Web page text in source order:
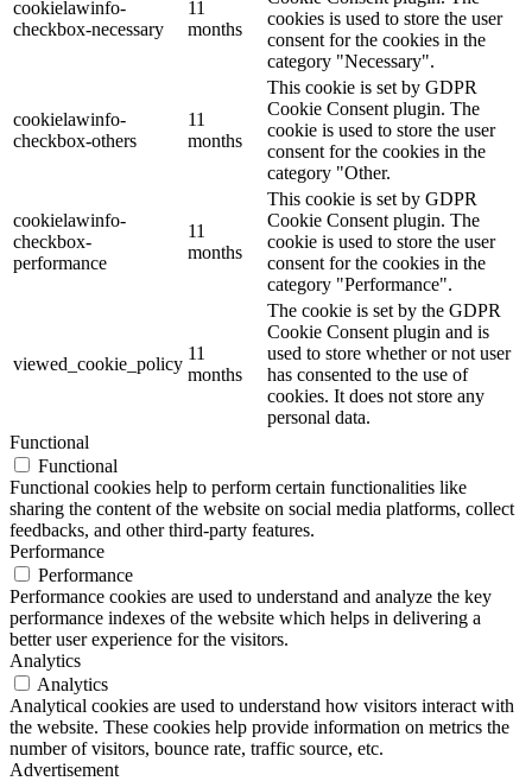
cookielawinfo-
checkbox-necessary
11
months
cookies is used to store the user
consent for the cookies in the
category "Necessary".
cookielawinfo-
checkbox-others
11
months
This cookie is set by GDPR
Cookie Consent plugin. The
cookie is used to store the user
consent for the cookies in the
category "Other.
cookielawinfo-
checkbox-
performance
11
months
This cookie is set by GDPR
Cookie Consent plugin. The
cookie is used to store the user
consent for the cookies in the
category "Performance".
viewed_cookie_policy
11
months
The cookie is set by the GDPR
Cookie Consent plugin and is
used to store whether or not user
has consented to the use of
cookies. It does not store any
personal data.
Functional
Functional
Functional cookies help to perform certain functionalities like
sharing the content of the website on social media platforms, collect
feedbacks, and other third-party features.
Performance
Performance
Performance cookies are used to understand and analyze the key
performance indexes of the website which helps in delivering a
better user experience for the visitors.
Analytics
Analytics
Analytical cookies are used to understand how visitors interact with
the website. These cookies help provide information on metrics the
number of visitors, bounce rate, traffic source, etc.
Advertisement